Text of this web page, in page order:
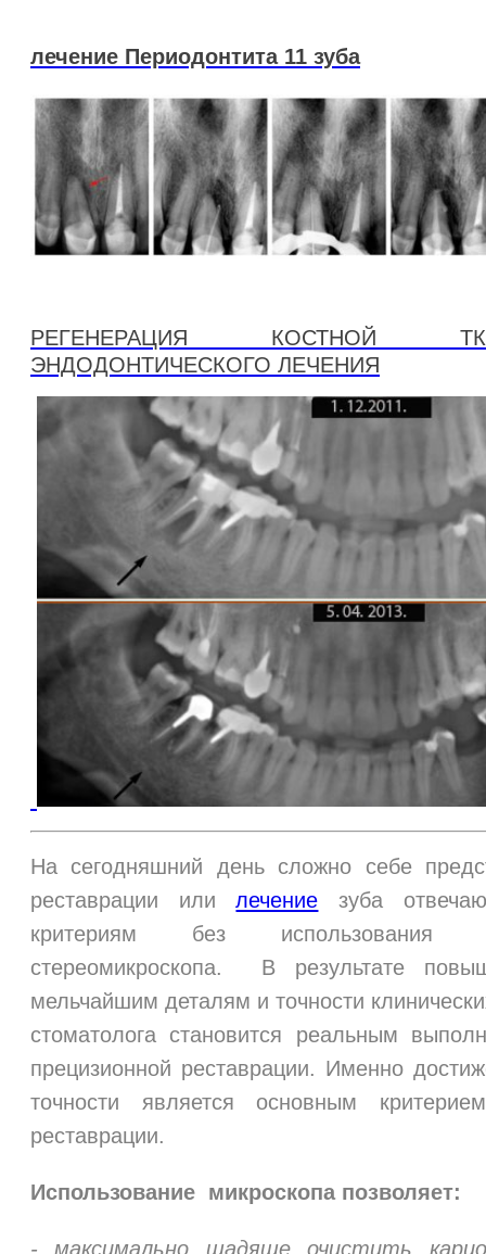
лечение Периодонтита 11 зуба
РЕГЕНЕРАЦИЯ КОСТНОЙ
ЭНДОДОНТИЧЕСКОГО ЛЕЧЕНИЯ
На сегодняшний день сложно себе
реставрации илилечение зуба
критериям без использования
стереомикроскопа.
В результате
мельчайшим деталям и точности
стоматолога становится реальным
прецизионной реставрации. Именно
точности является основным
реставрации.
Использование микроскопа позволяет:
- максимально щадяще очистить